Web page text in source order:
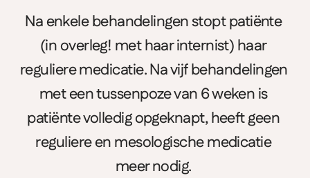
Na enkele behandelingen stopt patiënte
(in overleg! met haar internist) haar
reguliere medicatie. Na vijf behandelingen
met een tussenpoze van 6 weken is
patiënte volledig opgeknapt, heeft geen
reguliere en mesologische medicatie
meer nodig.